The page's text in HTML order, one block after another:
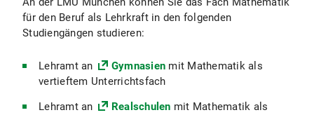
für den Beruf als Lehrkraft in den folgenden
Studiengängen studieren:
Lehramt an Gymnasien mit Mathematik als
vertieftem Unterrichtsfach
Lehramt an
Realschulen mit Mathematik als